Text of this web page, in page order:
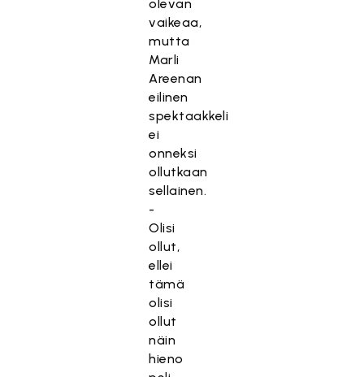
olevan
vaikeaa,
mutta
Marli
Areenan
eilinen
spektaakkeli
ei
onneksi
ollutkaan
sellainen.
-
Olisi
ollut,
ellei
tämä
olisi
ollut
näin
hieno